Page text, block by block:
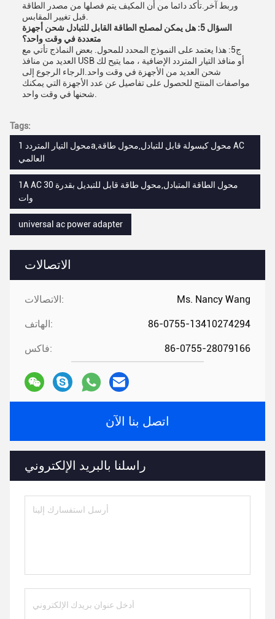
الاتصالات
الاتصالات: Ms. Nancy Wang
الهاتف: 86-0755-13410274294
فاكس: 86-0755-28079166
اتصل بنا الآن
راسلنا بالبريد الإلكتروني
وربط آخر.تأكد دائما من أن المكيف يتم فصلها من مصدر الطاقة
السؤال 5: هل يمكن لمصلح الطاقة القابل للتبادل شحن أجهزة
متعددة في وقت واحد؟
ج5: هذا يعتمد على النموذج المحدد للمحول. بعض النماذج تأتي مع
العديد من منافذ USB أو منافذ التيار المتردد الإضافية ، مما يتيح لك
شحن العديد من الأجهزة في وقت واحد.الرجاء الرجوع إلى
مواصفات المنتج للحصول على تفاصيل عن عدد الأجهزة التي يمكنك
Tags:
محول التيار المتردد 1a,محول كبسولة قابل للتبادل,محول طاقة AC
العالمي
1A AC محول الطاقة المتبادل,محول طاقة قابل للتبديل بقدرة 30
وات
universal ac power adapter